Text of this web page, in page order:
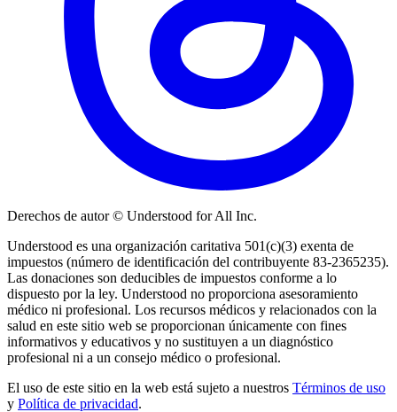
Derechos de autor © Understood for All Inc.
Understood es una organización caritativa 501(c)(3) exenta de
impuestos (número de identificación del contribuyente 83-2365235).
Las donaciones son deducibles de impuestos conforme a lo
dispuesto por la ley. Understood no proporciona asesoramiento
médico ni profesional. Los recursos médicos y relacionados con la
salud en este sitio web se proporcionan únicamente con fines
informativos y educativos y no sustituyen a un diagnóstico
profesional ni a un consejo médico o profesional.
El uso de este sitio en la web está sujeto a nuestros Términos de uso
y Política de privacidad.